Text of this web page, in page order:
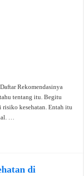
Rekomendasinya
tentang itu. Begitu
risiko kesehatan. Entah itu
…
di